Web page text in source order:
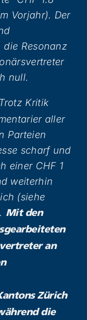
Vorjahr). Der
Resonanz
null.
Kritik
aller
Parteien
scharf und
einer CHF 1
weiterhin
(siehe
Mit den
an
Zürich
die